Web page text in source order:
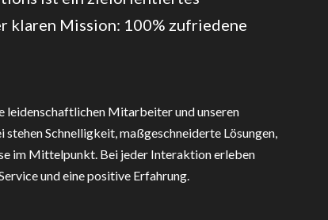
klaren Mission: 100% zufriedene
leidenschaftlichen Mitarbeiter und unseren
stehen Schnelligkeit, maßgeschneiderte Lösungen,
im Mittelpunkt. Bei jeder Interaktion erleben
und eine positive Erfahrung.